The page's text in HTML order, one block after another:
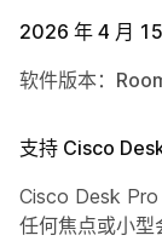
2026 年 4 月 15
软件版本：
支持 Cisco
Cisco Desk Pro
任何焦点或小型